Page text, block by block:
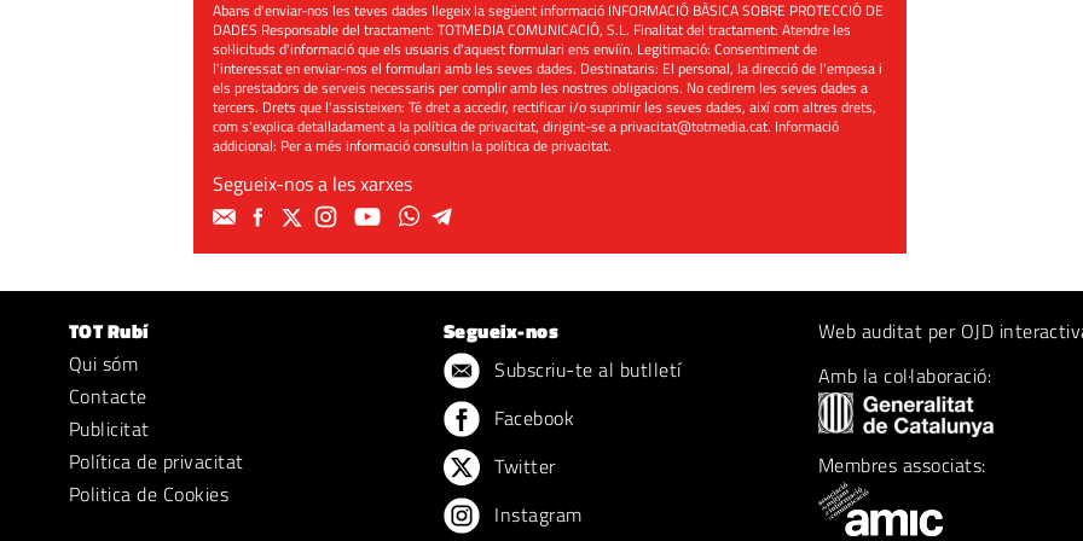
Abans d'enviar-nos les teves dades llegeix la següent informació INFORMACIÓ BÀSICA SOBRE PROTECCIÓ DE
DADES Responsable del tractament: TOTMEDIA COMUNICACIÓ, S.L. Finalitat del tractament: Atendre les
sol·licituds d'informació que els usuaris d'aquest formulari ens enviïn. Legitimació: Consentiment de
l'interessat en enviar-nos el formulari amb les seves dades. Destinataris: El personal, la direcció de l'empesa i
els prestadors de serveis necessaris per complir amb les nostres obligacions. No cedirem les seves dades a
tercers. Drets que l'assisteixen: Té dret a accedir, rectificar i/o suprimir les seves dades, així com altres drets,
com s'explica detalladament a la política de privacitat, dirigint-se aprivacitat@totmedia.cat. Informació
addicional: Per a més informació consultin lapolítica de privacitat.
Segueix-nos a les xarxes
TOT Rubí
Qui sóm
Contacte
Publicitat
Política de privacitat
Politica de Cookies
Segueix-nos
Subscriu-te al butlletí
Facebook
Twitter
Instagram
Web auditat per OJD
Amb la col·laboració:
Membres associats: